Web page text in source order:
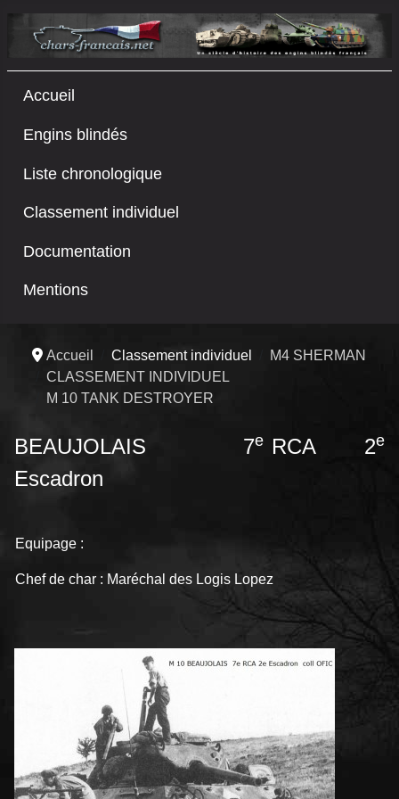
Accueil
Engins blindés
Liste chronologique
Classement individuel
Documentation
Mentions
Accueil Classement individuel
M4 SHERMAN
CLASSEMENT INDIVIDUEL
M 10 TANK DESTROYER
BEAUJOLAIS 7e RCA 2e
Escadron
Equipage :
Chef de char : Maréchal des Logis Lopez